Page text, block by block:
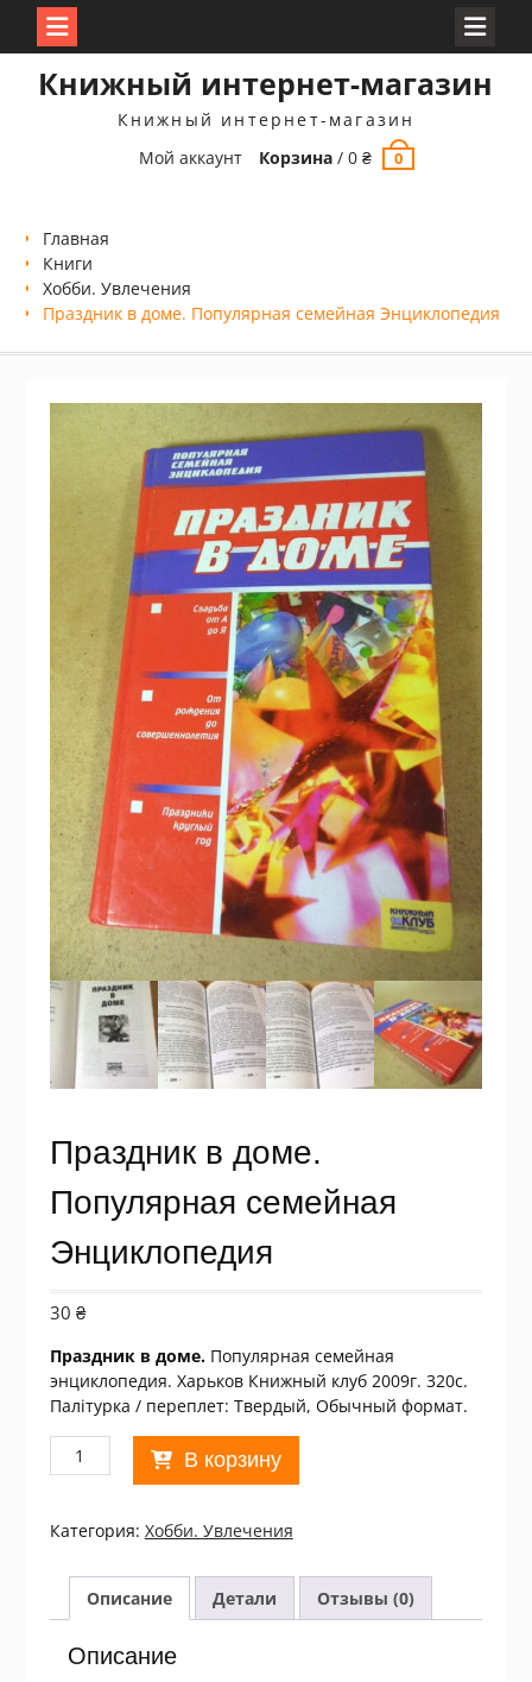
Книжный интернет-магазин
Книжный интернет-магазин
Мой аккаунт
Корзина /0₴ 0
Главная
Книги
Хобби. Увлечения
Праздник в доме. Популярная семейная Энциклопедия
Праздник в доме.
Популярная семейная
Энциклопедия
30 ₴
Праздник в доме. Популярная семейная
энциклопедия. Харьков Книжный клуб 2009г. 320с.
Палiтурка / переплет: Твердый, Обычный формат.
Количество
товара
в
Популярная
семейная
Энциклопедия
В корзину
Категория: Хобби. Увлечения
Описание Детали Отзывы (0)
Описание